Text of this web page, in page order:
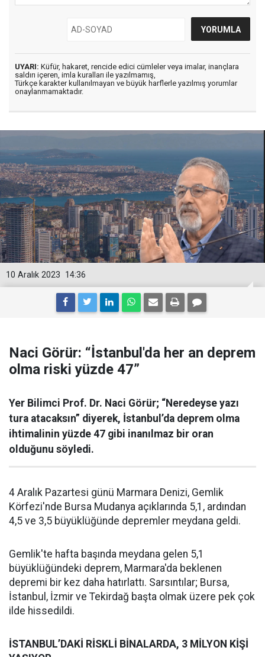
UYARI: Küfür, hakaret, rencide edici cümleler veya imalar, inançlara
saldırı içeren, imla kuralları ile yazılmamış,
Türkçe karakter kullanılmayan ve büyük harflerle yazılmış yorumlar
onaylanmamaktadır.
14:36
10 Aralık 2023
Naci Görür: “İstanbul'da her an deprem
olma riski yüzde 47”
Yer Bilimci Prof. Dr. Naci Görür; “Neredeyse yazı
tura atacaksın” diyerek, İstanbul’da deprem olma
ihtimalinin yüzde 47 gibi inanılmaz bir oran
olduğunu söyledi.
4 Aralık Pazartesi günü Marmara Denizi, Gemlik
Körfezi'nde Bursa Mudanya açıklarında 5,1, ardından
4,5 ve 3,5 büyüklüğünde depremler meydana geldi.
Gemlik'te hafta başında meydana gelen 5,1
büyüklüğündeki deprem, Marmara'da beklenen
depremi bir kez daha hatırlattı. Sarsıntılar; Bursa,
İstanbul, İzmir ve Tekirdağ başta olmak üzere pek çok
ilde hissedildi.
İSTANBUL’DAKİ RİSKLİ BİNALARDA, 3 MİLYON KİŞİ